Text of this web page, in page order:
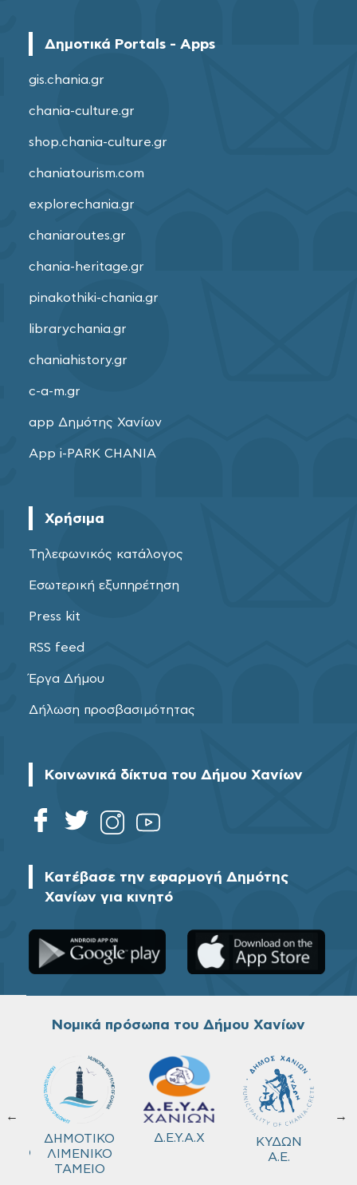
Δημοτικά Portals - Apps
gis.chania.gr
chania-culture.gr
shop.chania-culture.gr
chaniatourism.com
explorechania.gr
chaniaroutes.gr
chania-heritage.gr
pinakothiki-chania.gr
librarychania.gr
chaniahistory.gr
c-a-m.gr
app Δημότης Χανίων
App i-PARK CHANIA
Χρήσιμα
Τηλεφωνικός κατάλογος
Εσωτερική εξυπηρέτηση
Press kit
RSS feed
Έργα Δήμου
Δήλωση προσβασιμότητας
Κοινωνικά δίκτυα του Δήμου Χανίων
Κατέβασε την εφαρμογή Δημότης
Χανίων για κινητό
Νομικά πρόσωπα του Δήμου Χανίων
←
ΔΗΜΟΤΙΚΟ
ΛΙΜΕΝΙΚΟ
ΤΑΜΕΙΟ
Δ.Ε.Υ.Α.Χ
ΚΥΔΩΝ
Α.Ε.
→